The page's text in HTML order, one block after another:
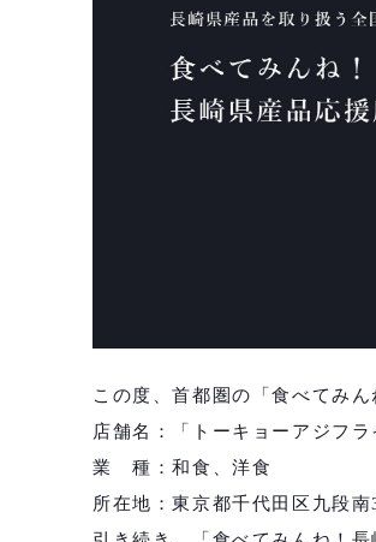
この度、首都圏の「食べてみ
店舗名：「トーキョーアジフラ
業 種：和食、洋食
所在地：東京都千代田区九段